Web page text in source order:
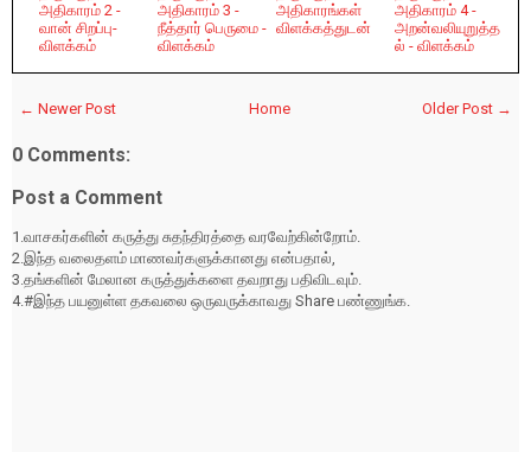
அதிகாரம் 2 -
வான் சிறப்பு-
விளக்கம்
அதிகாரம் 3 -
நீத்தார் பெருமை -
விளக்கம்
அதிகாரங்கள்
விளக்கத்துடன்
அதிகாரம் 4 -
அறன்வலியுறுத்த
ல் - விளக்கம்
← Newer Post Older Post →
Home
0 Comments:
Post a Comment
1.வாசகர்களின் கருத்து சுதந்திரத்தை வரவேற்கின்றோம்.
2.இந்த வலைதளம் மாணவர்களுக்கானது என்பதால்,
3.தங்களின் மேலான கருத்துக்களை தவறாது பதிவிடவும்.
4.#இந்த பயனுள்ள தகவலை ஒருவருக்காவது Share பண்ணுங்க.